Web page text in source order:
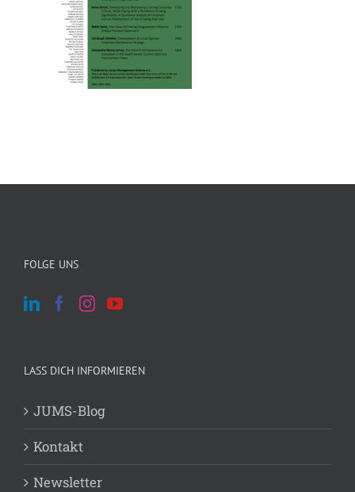
FOLGE UNS
LASS DICH INFORMIEREN
JUMS-Blog
Kontakt
Newsletter